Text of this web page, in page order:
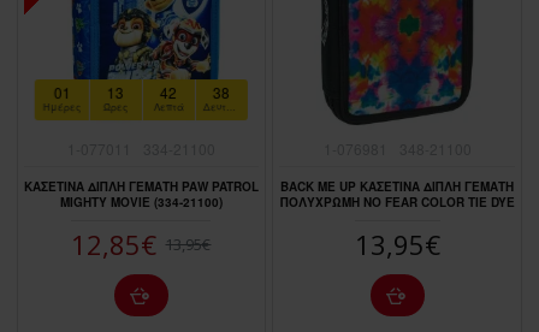
01
Ημέρες
13
Ώρες
42
Λεπτά
37
Δευτερόλεπτα
ΚΑΣΕΤΙΝΑ ΔΙΠΛΗ ΓΕΜΑΤΗ PAW PATROL
MIGHTY MOVIE (334-21100)
12,85€ 13,95€
BACK ME UP ΚΑΣΕΤΙΝΑ ΔΙΠΛΗ ΓΕΜΑΤΗ
ΠΟΛΥΧΡΩΜΗ NO FEAR COLOR TIE DYE
13,95€